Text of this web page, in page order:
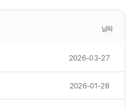
날짜
2026-03-27
2026-01-28